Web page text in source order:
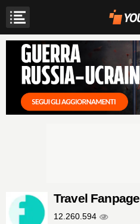
Travel Fanpage
12.260.594